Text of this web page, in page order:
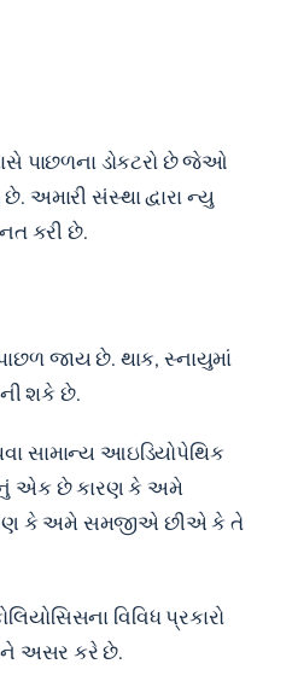
પાછળના ડોકટરો છે જેઓ
અમારી સંસ્થા દ્વારા ન્યુ
કરી છે.
જાય છે. થાક, સ્નાયુમાં
શકે છે.
સામાન્ય આઇડિયોપેથિક
એક છે કારણ કે અમે
કે અમે સમજીએ છીએ કે તે
વિવિધ પ્રકારો
અસર કરે છે.